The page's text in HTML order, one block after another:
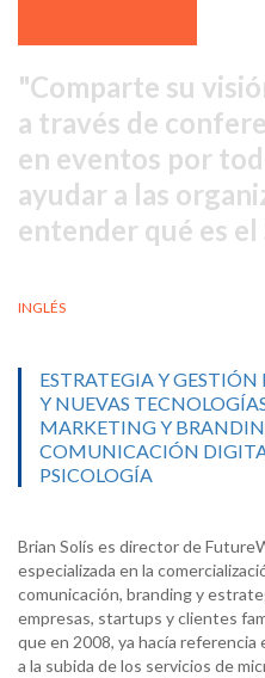
Comparte su
a través de
en eventos por
ayudar a las
entender qué es el
INGLÉS
ESTRATEGIA Y GESTIÓN
Y NUEVAS
MARKETING Y
COMUNICACIÓN
PSICOLOGÍA
Brian Solís es director de
especializada en la
comunicación, branding y
empresas, startups y clientes
que en 2008, ya hacía referencia
a la subida de los servicios de